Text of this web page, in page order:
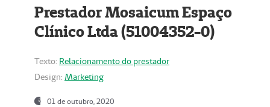
Prestador Mosaicum Espaço
Clínico Ltda (51004352-0)
Texto: Relacionamento do prestador
Design: Marketing
01 de outubro, 2020